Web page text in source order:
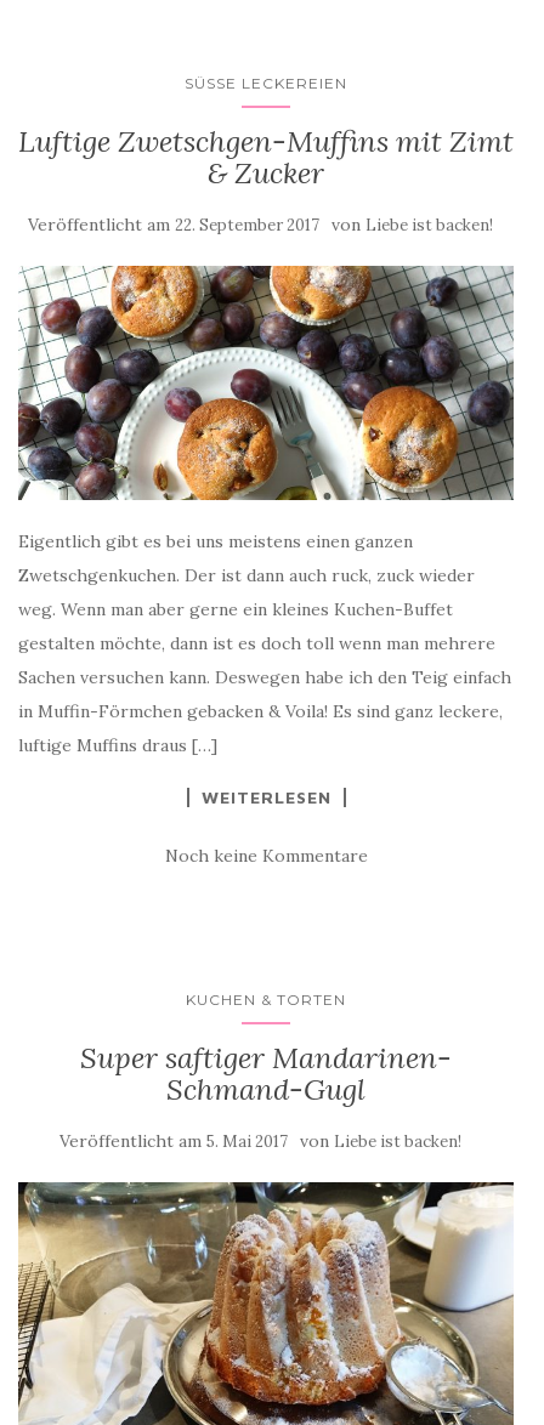
SÜSSE LECKEREIEN
Luftige Zwetschgen-Muffins mit Zimt
& Zucker
Veröffentlicht am 22. September 2017 von Liebe ist backen!
Eigentlich gibt es bei uns meistens einen ganzen
Zwetschgenkuchen. Der ist dann auch ruck, zuck wieder
weg. Wenn man aber gerne ein kleines Kuchen-Buffet
gestalten möchte, dann ist es doch toll wenn man mehrere
Sachen versuchen kann. Deswegen habe ich den Teig einfach
in Muffin-Förmchen gebacken & Voila! Es sind ganz leckere,
luftige Muffins draus […]
WEITERLESEN
Noch keine Kommentare
KUCHEN & TORTEN
Super saftiger Mandarinen-
Schmand-Gugl
Veröffentlicht am 5. Mai 2017 von Liebe ist backen!